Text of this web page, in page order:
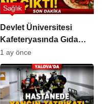
Devlet Üniversitesi
Kafeteryasında Gıda
Skandalı!
Sağlık
1 ay önce